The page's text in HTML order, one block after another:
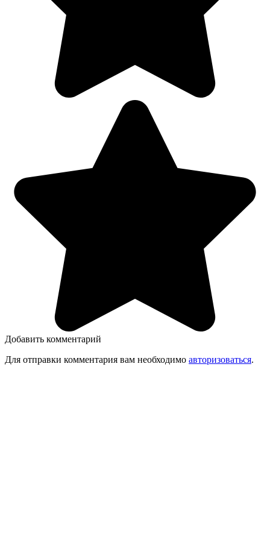
Добавить комментарий
Для отправки комментария вам необходимо авторизоваться.